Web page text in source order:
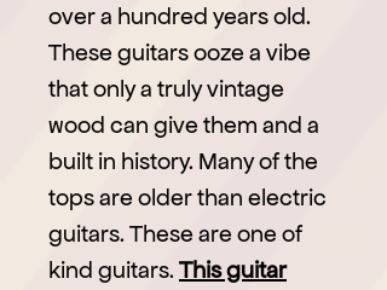
over a hundred years old.
These guitars ooze a vibe
that only a truly vintage
wood can give them and a
built in history. Many of the
tops are older than electric
guitars. These are one of
kind guitars. This guitar